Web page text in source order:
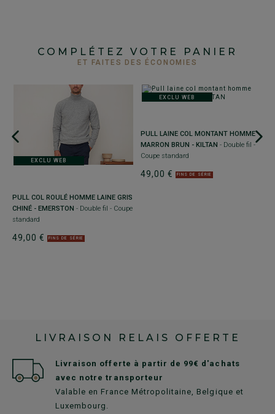
COMPLÉTEZ VOTRE PANIER
ET FAITES DES ÉCONOMIES
EXCLU WEB
PULL COL ROULÉ HOMME LAINE GRIS
CHINÉ - EMERSTON - Double fil - Coupe
standard
49,00 € FINS DE SÉRIE
EXCLU WEB
PULL LAINE COL MONTANT HOMME
MARRON BRUN - KILTAN - Double fil -
Coupe standard
49,00 € FINS DE SÉRIE
LIVRAISON RELAIS OFFERTE
Livraison offerte à partir de 99€ d'achats
avec notre transporteur
Valable en France Métropolitaine, Belgique et
Luxembourg.